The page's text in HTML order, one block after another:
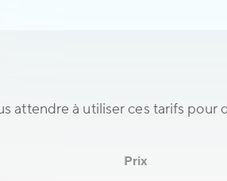
attendre à utiliser ces tarifs
Prix